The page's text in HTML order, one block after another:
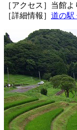
［アクセス］当館
［詳細情報］ 道の駅